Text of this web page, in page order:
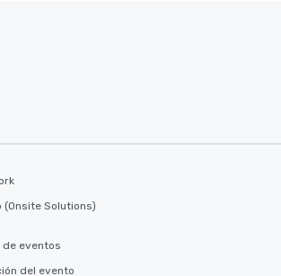
(Onsite Solutions)
eventos
del evento